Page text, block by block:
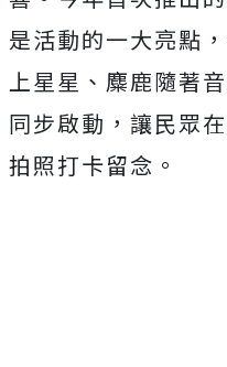
是活動的一大亮點
上星星、麋鹿隨著
同步啟動，讓民眾
拍照打卡留念。